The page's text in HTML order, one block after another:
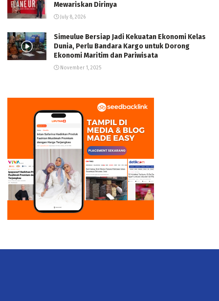
Mewariskan Dirinya
July 8, 2026
Simeulue Bersiap Jadi Kekuatan Ekonomi Kelas
Dunia, Perlu Bandara Kargo untuk Dorong
Ekonomi Maritim dan Pariwisata
November 1, 2025